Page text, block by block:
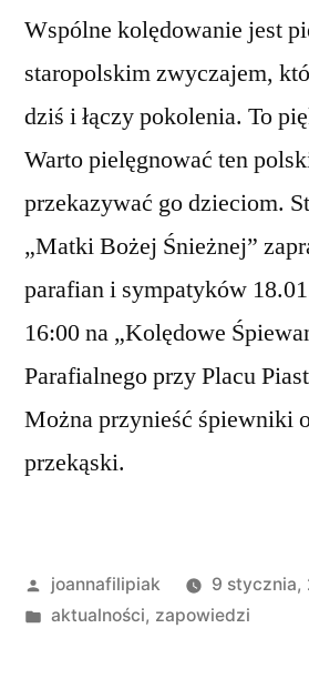
Wspólne kolędowanie jest
staropolskim zwyczajem,
dziś i łączy pokolenia. To
Warto pielęgnować ten
przekazywać go dzieciom.
„Matki Bożej Śnieżnej”
parafian i sympatyków
16:00 na „Kolędowe
Parafialnego przy Placu
Można przynieść śpiewniki
przekąski.
Opublikowane
przez
joannafilipiak
9 stycznia,
Opublikowano
aktualności, zapowiedzi